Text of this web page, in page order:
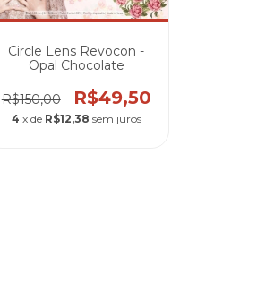
Circle Lens Revocon -
Opal Chocolate
R$150,00 R$49,50
4 x de R$12,38 sem juros